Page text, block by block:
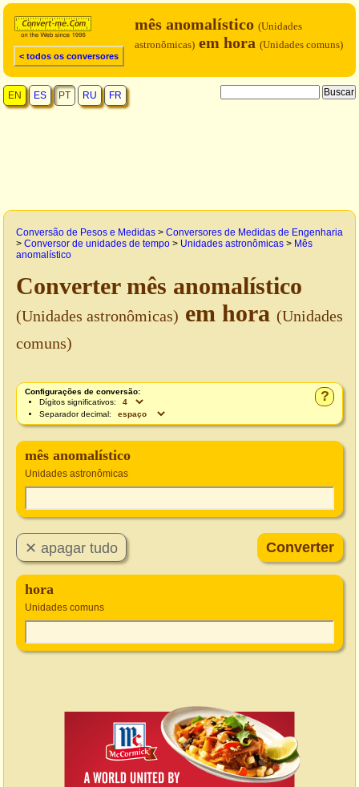
< todos os conversores
mês anomalístico (Unidades
astronômicas) em hora (Unidades comuns)
EN ES PT RU FR
Conversão de Pesos e Medidas > Conversores de Medidas de Engenharia
> Conversor de unidades de tempo > Unidades astronômicas > Mês
anomalístico
Converter mês anomalístico
(Unidades astronômicas) em hora (Unidades
comuns)
?
Configurações de conversão:
Dígitos significativos:
Separador decimal:
mês anomalístico
Unidades astronômicas
hora
Unidades comuns